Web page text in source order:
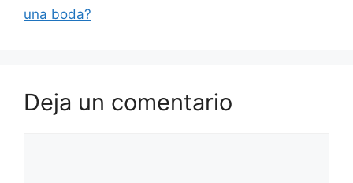
una boda?
Deja un comentario